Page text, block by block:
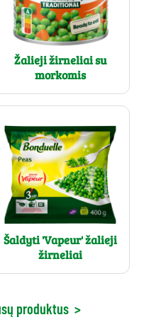
Žalieji žirneliai su
morkomis
Šaldyti 'Vapeur' žalieji
žirneliai
produktus >